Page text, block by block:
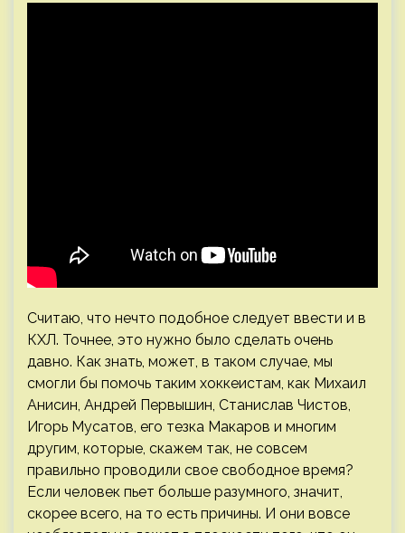
Считаю, что нечто подобное следует ввести и в
КХЛ. Точнее, это нужно было сделать очень
давно. Как знать, может, в таком случае, мы
смогли бы помочь таким хоккеистам, как Михаил
Анисин, Андрей Первышин, Станислав Чистов,
Игорь Мусатов, его тезка Макаров и многим
другим, которые, скажем так, не совсем
правильно проводили свое свободное время?
Если человек пьет больше разумного, значит,
скорее всего, на то есть причины. И они вовсе